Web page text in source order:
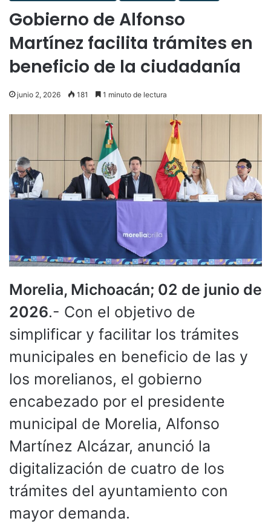
Gobierno de Alfonso
Martínez facilita trámites en
beneficio de la ciudadanía
junio 2, 2026 181 1 minuto de lectura
Morelia, Michoacán; 02 de junio de
2026.- Con el objetivo de
simplificar y facilitar los trámites
municipales en beneficio de las y
los morelianos, el gobierno
encabezado por el presidente
municipal de Morelia, Alfonso
Martínez Alcázar, anunció la
digitalización de cuatro de los
trámites del ayuntamiento con
mayor demanda.